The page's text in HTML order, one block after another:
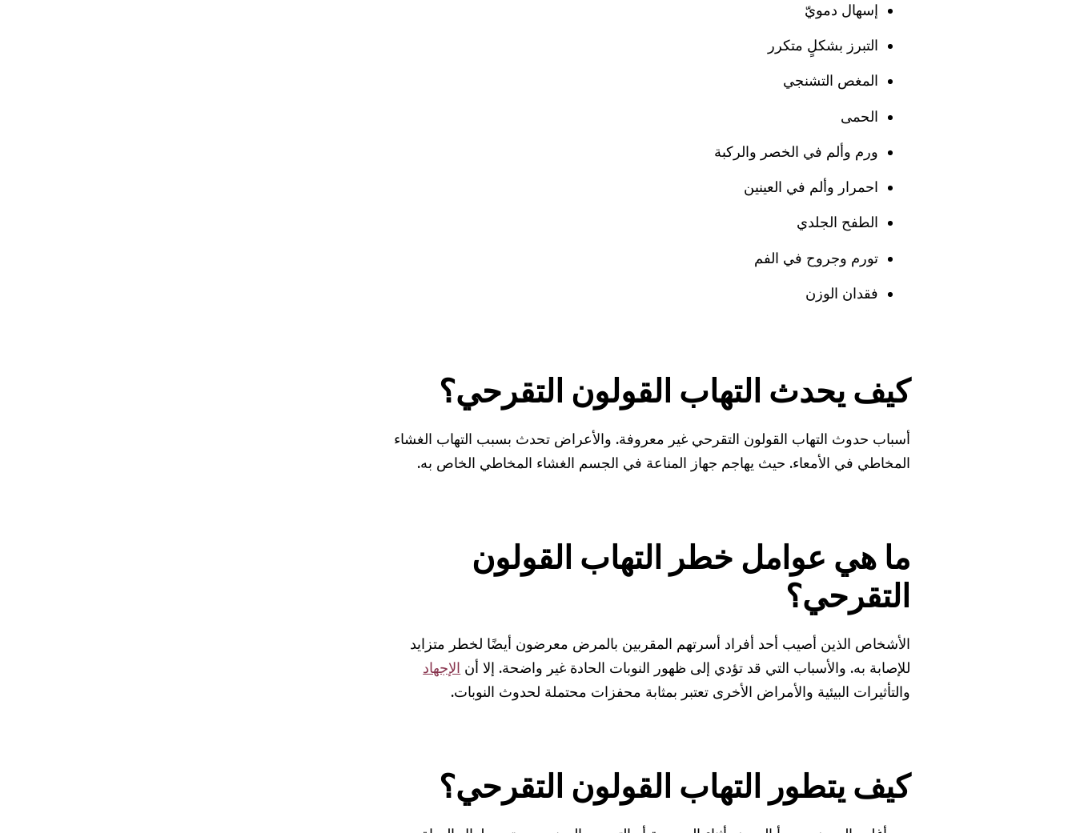
إسهال دمويّ
التبرز بشكلٍ متكرر
المغص التشنجي
الحمى
ورم وألم في الخصر والركبة
احمرار وألم في العينين
الطفح الجلدي
تورم وجروح في الفم
فقدان الوزن
كيف يحدث التهاب القولون التقرحي؟
أسباب حدوث التهاب القولون التقرحي غير معروفة. والأعراض تحدث بسبب التهاب الغشاء
المخاطي في الأمعاء. حيث يهاجم جهاز المناعة في الجسم الغشاء المخاطي الخاص به.
ما هي عوامل خطر التهاب القولون
التقرحي؟
الأشخاص الذين أصيب أحد أفراد أسرتهم المقربين بالمرض معرضون أيضًا لخطر متزايد
للإصابة به. والأسباب التي قد تؤدي إلى ظهور النوبات الحادة غير واضحة. إلا أن الإجهاد
والتأثيرات البيئية والأمراض الأخرى تعتبر بمثابة محفزات محتملة لحدوث النوبات.
كيف يتطور التهاب القولون التقرحي؟